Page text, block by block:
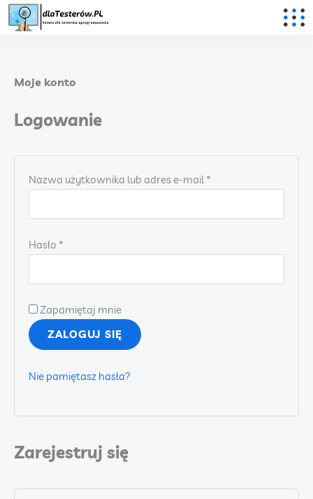
Przejdź
do
Moje konto
Logowanie
Nazwa użytkownika lub adres e-mail *
Hasło *
Zapamiętaj mnie
ZALOGUJ SIĘ
Nie pamiętasz hasła?
Zarejestruj się